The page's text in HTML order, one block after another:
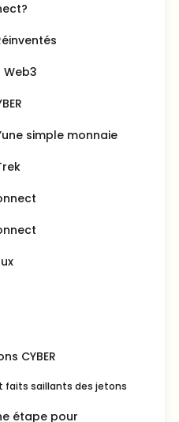
Web3
simple monnaie
CYBER
faits saillants des jetons
étape pour